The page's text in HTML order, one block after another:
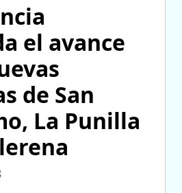
el avance
de San
La Punilla